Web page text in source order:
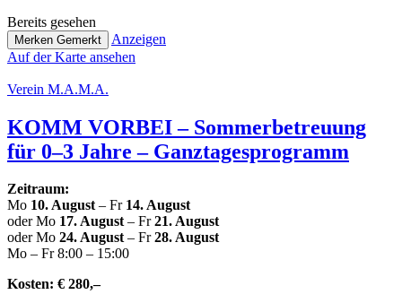
Bereits gesehen
Merken Gemerkt
Anzeigen
Auf der Karte ansehen
Verein M.A.M.A.
KOMM VORBEI – Som­mer­be­treu­ung
für 0–3 Jahre – Ganztagesprogramm
Zeitraum:
Mo 10. August– Fr 14. August
oder Mo 17. August– Fr21. August
oder Mo 24. August– Fr28. August
Mo – Fr 8:00 – 15:00
Kosten: € 280,–